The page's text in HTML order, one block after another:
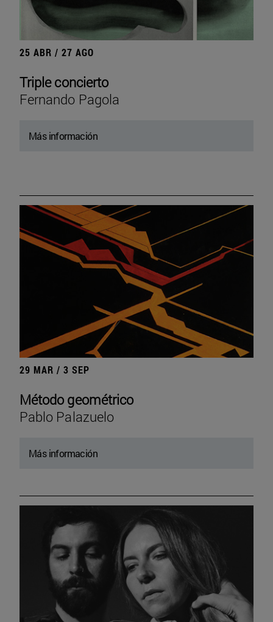
25 ABR / 27 AGO
Triple concierto
Fernando Pagola
Más información
29 MAR / 3 SEP
Método geométrico
Pablo Palazuelo
Más información